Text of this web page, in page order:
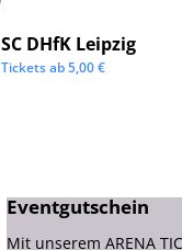
SC DHfK Leipzig
Tickets ab5,00€
Eventgutschein
Mit unserem ARENA